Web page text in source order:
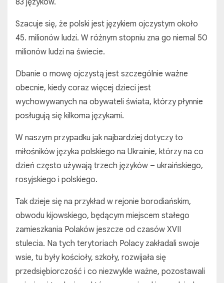
Szacuje się, że polski jest językiem ojczystym około
45. milionów ludzi. W różnym stopniu zna go niemal 50
milionów ludzi na świecie.
Dbanie o mowę ojczystą jest szczególnie ważne
obecnie, kiedy coraz więcej dzieci jest
wychowywanych na obywateli świata, którzy płynnie
posługują się kilkoma językami.
W naszym przypadku jak najbardziej dotyczy to
miłośników języka polskiego na Ukrainie, którzy na co
dzień często używają trzech języków – ukraińskiego,
rosyjskiego i polskiego.
Tak dzieje się na przykład w rejonie borodiańskim,
obwodu kijowskiego, będącym miejscem stałego
zamieszkania Polaków jeszcze od czasów XVII
stulecia. Na tych terytoriach Polacy zakładali swoje
wsie, tu były kościoły, szkoły, rozwijała się
przedsiębiorczość i co niezwykle ważne, pozostawali